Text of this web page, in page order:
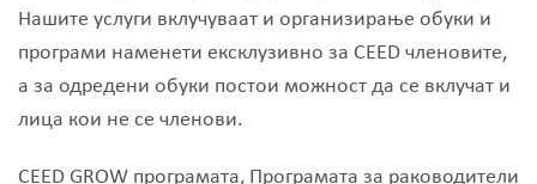
Нашите услуги вклучуваат и организирање обуки и
програми наменети ексклузивно за CEED членовите,
а за одредени обуки постои можност да се вклучат и
лица кои не се членови.
CEED GROW програмата, Програмата за раководители